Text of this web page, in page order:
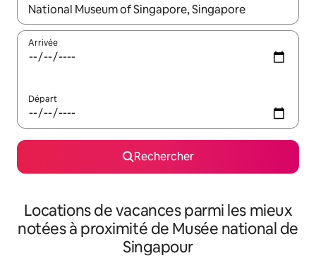
Lorsque les résultats s'affichent, utilisez les flèches vers le
Arrivée
Départ
Rechercher
Locations de vacances parmi les mieux
notées à proximité de Musée national de
Singapour